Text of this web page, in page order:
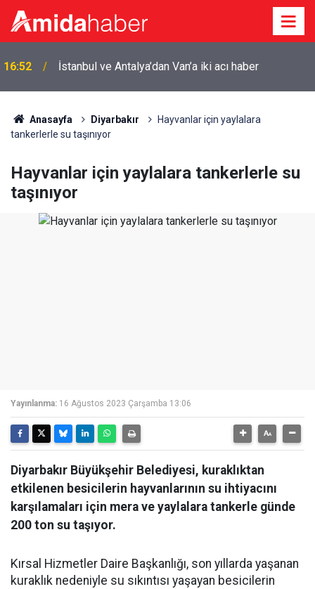
16:52 İstanbul ve Antalya’dan Van’a iki acı haber
16:22 Süper Lig'e hazırlanan Amedspor'dan dört transfer
Anasayfa Diyarbakır
Hayvanlar için yaylalara
tankerlerle su taşınıyor
Hayvanlar için yaylalara tankerlerle su
taşınıyor
Yayınlanma: 16 Ağustos 2023 Çarşamba 13:06
Diyarbakır Büyükşehir Belediyesi, kuraklıktan
etkilenen besicilerin hayvanlarının su ihtiyacını
karşılamaları için mera ve yaylalara tankerle günde
200 ton su taşıyor.
Kırsal Hizmetler Daire Başkanlığı, son yıllarda yaşanan
kuraklık nedeniyle su sıkıntısı yaşayan besicilerin